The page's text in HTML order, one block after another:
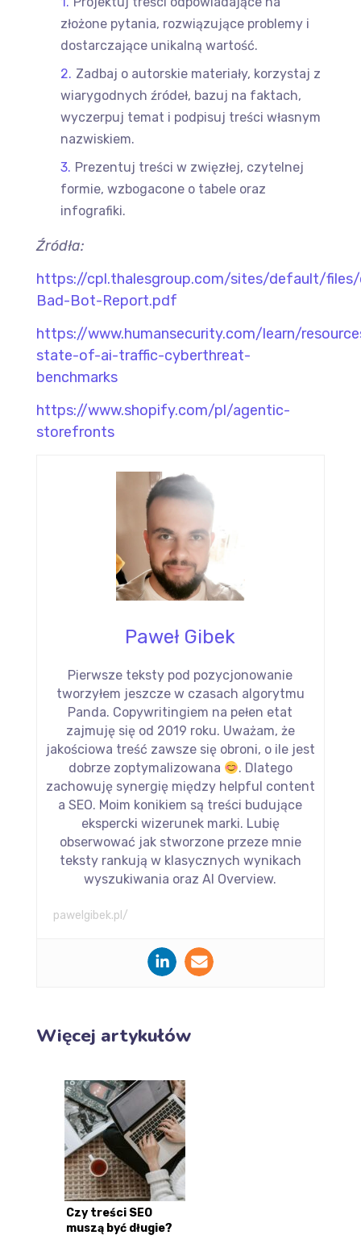
złożone pytania, rozwiązujące problemy i
dostarczające unikalną wartość.
Zadbaj o autorskie materiały, korzystaj z
wiarygodnych źródeł, bazuj na faktach,
wyczerpuj temat i podpisuj treści własnym
nazwiskiem.
Prezentuj treści w zwięzłej, czytelnej
formie, wzbogacone o tabele oraz
infografiki.
Źródła:
https://cpl.thalesgroup.com/sites/default/
Bad-Bot-Report.pdf
https://www.humansecurity.com/learn/
state-of-ai-traffic-cyberthreat-
benchmarks
https://www.shopify.com/pl/agentic-
storefronts
Paweł Gibek
Pierwsze teksty pod pozycjonowanie
tworzyłem jeszcze w czasach algorytmu
Panda. Copywritingiem na pełen etat
zajmuję się od 2019 roku. Uważam, że
jakościowa treść zawsze się obroni, o ile jest
dobrze zoptymalizowana
. Dlatego
zachowuję synergię między helpful content
a SEO. Moim konikiem są treści budujące
ekspercki wizerunek marki. Lubię
obserwować jak stworzone przeze mnie
teksty rankują w klasycznych wynikach
wyszukiwania oraz AI Overview.
pawelgibek.pl/
Więcej artykułów
Czy treści SEO
muszą być długie?